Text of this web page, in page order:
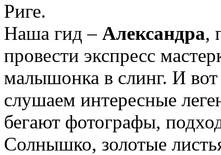
Риге.
Наша гид – Александра,
провести экспресс
малышонка в слинг. И
слушаем интересные
бегают фотографы,
Солнышко, золотые